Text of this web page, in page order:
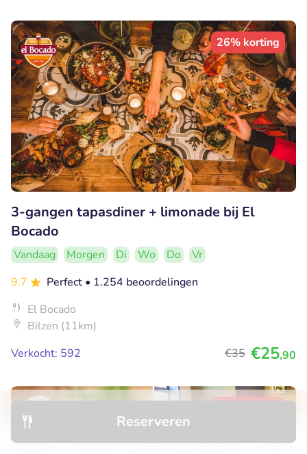
Reserveren
26% korting
3-gangen tapasdiner + limonade bij El
Bocado
Vandaag Morgen Di Wo Do
Vr
9.7
Perfect • 1.254 beoordelingen
El Bocado
Bilzen (11km)
Verkocht: 592
€35 €25,90